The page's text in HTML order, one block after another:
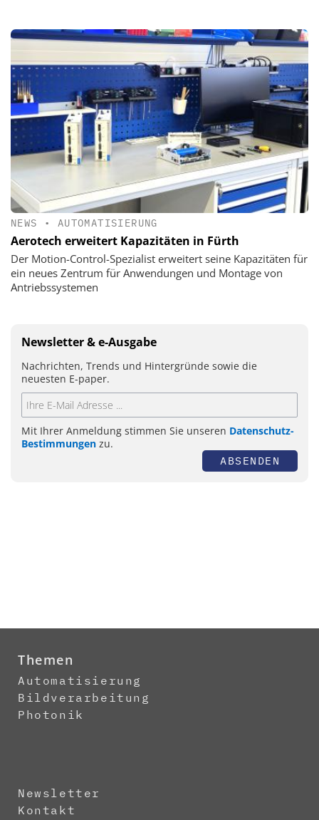
NEWS • AUTOMATISIERUNG
Aerotech erweitert Kapazitäten in Fürth
Der Motion-Control-Spezialist erweitert seine Kapazitäten für
ein neues Zentrum für Anwendungen und Montage von
Antriebssystemen
Newsletter & e-Ausgabe
Nachrichten, Trends und Hintergründe sowie die
neuesten E-paper.
Mit Ihrer Anmeldung stimmen Sie unseren Datenschutz-
Bestimmungen zu.
ABSENDEN
Themen
Automatisierung
Bildverarbeitung
Photonik
Newsletter
Kontakt